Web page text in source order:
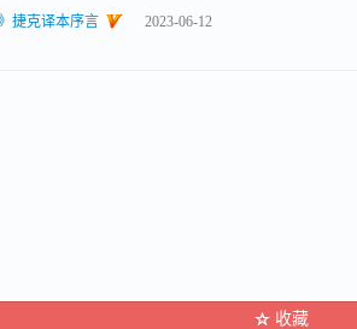
捷克译本序言 2023-06-12
收藏